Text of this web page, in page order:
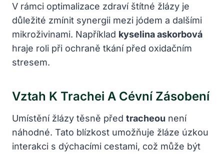
V rámci optimalizace zdraví štítné žlázy je
důležité zmínit synergii mezi jódem a dalšími
mikroživinami. Například kyselina askorbová
hraje roli při ochraně tkání před oxidačním
stresem.
Vztah K Trachei A Cévní Zásobení
Umístění žlázy těsně před tracheou není
náhodné. Tato blízkost umožňuje žláze úzkou
interakci s dýchacími cestami, což může být